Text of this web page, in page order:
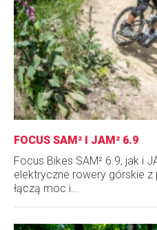
FOCUS SAM² I JAM² 6.9
Focus Bikes SAM² 6.9, jak i
elektryczne rowery górskie z
łączą moc i...